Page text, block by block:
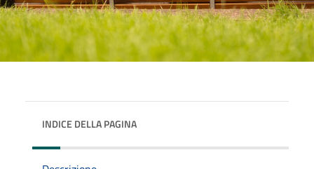
INDICE DELLA PAGINA